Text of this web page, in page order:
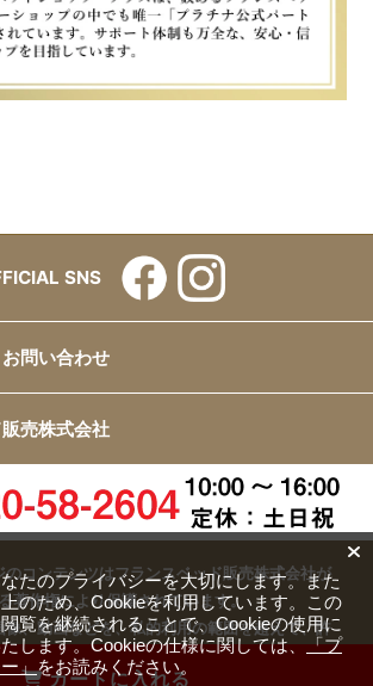
カートに入れる
SNS
問い合わせ
売株式会社
コンテンツはフランスベッド販売株式会社が
著作権により保護されています。
、動画などを、私的利用の範囲を超えて、許
変、転載することは禁じられています。
たのプライバシーを大切にします。また
のため、Cookieを利用しています。この
覧を継続されることで、Cookieの使用に
します。Cookieの仕様に関しては、「プ
」をお読みください。